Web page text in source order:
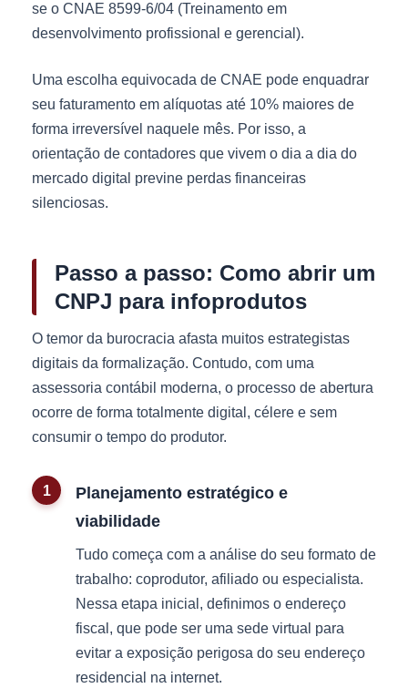
se o CNAE 8599-6/04 (Treinamento em
desenvolvimento profissional e gerencial).
Uma escolha equivocada de CNAE pode enquadrar
seu faturamento em alíquotas até 10% maiores de
forma irreversível naquele mês. Por isso, a
orientação de contadores que vivem o dia a dia do
mercado digital previne perdas financeiras
silenciosas.
Passo a passo: Como abrir um
CNPJ para infoprodutos
O temor da burocracia afasta muitos estrategistas
digitais da formalização. Contudo, com uma
assessoria contábil moderna, o processo de abertura
ocorre de forma totalmente digital, célere e sem
consumir o tempo do produtor.
Planejamento estratégico e
viabilidade
Tudo começa com a análise do seu formato de
trabalho: coprodutor, afiliado ou especialista.
Nessa etapa inicial, definimos o endereço
fiscal, que pode ser uma sede virtual para
evitar a exposição perigosa do seu endereço
residencial na internet.